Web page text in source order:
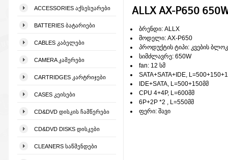
ACCESSORIES ᲐᲥᲡᲔᲡᲣᲐᲠᲔᲑᲘ
BATTERIES ᲑᲐᲢᲐᲠᲘᲔᲑᲘ
CABLES ᲙᲐᲑᲔᲚᲔᲑᲘ
CAMERA ᲙᲐᲛᲔᲠᲔᲑᲘ
CARTRIDGES ᲙᲐᲠᲢᲠᲘᲯᲔᲑᲘ
CASES ᲙᲔᲘᲡᲔᲑᲘ
CD&DVD ᲓᲘᲡᲙᲘᲡ ᲩᲐᲛᲬᲔᲠᲔᲑᲘ
CD&DVD DISKS ᲓᲘᲡᲙᲔᲑᲘ
CLEANERS ᲡᲐᲬᲛᲔᲜᲓᲔᲑᲘ
ALLX AX-P650
ბრენდი: ALLX
მოდელი: AX-P650
პროდუქტის ტიპი: კვების
სიმძლავრე: 650W
fan: 12 სმ
SATA+SATA+IDE,
IDE+SATA, L=500+150მმ
CPU 4+4P, L=600მმ
6P+2P *2 , L=550მმ
ფერი: შავი